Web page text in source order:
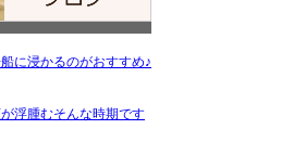
に浸かるのがおすすめ♪
浮腫むそんな時期です